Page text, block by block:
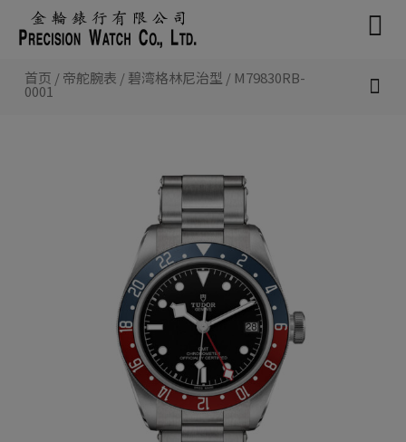
首页 /帝舵腕表 /碧湾格林尼治型 / M79830RB-
0001